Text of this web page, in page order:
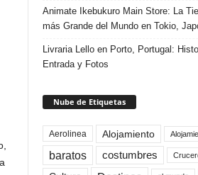
Animate Ikebukuro Main Store: La
más Grande del Mundo en Tokio,
Livraria Lello en Porto, Portugal:
Entrada y Fotos
Nube de Etiquetas
Aerolinea Alojamiento
baratos costumbres